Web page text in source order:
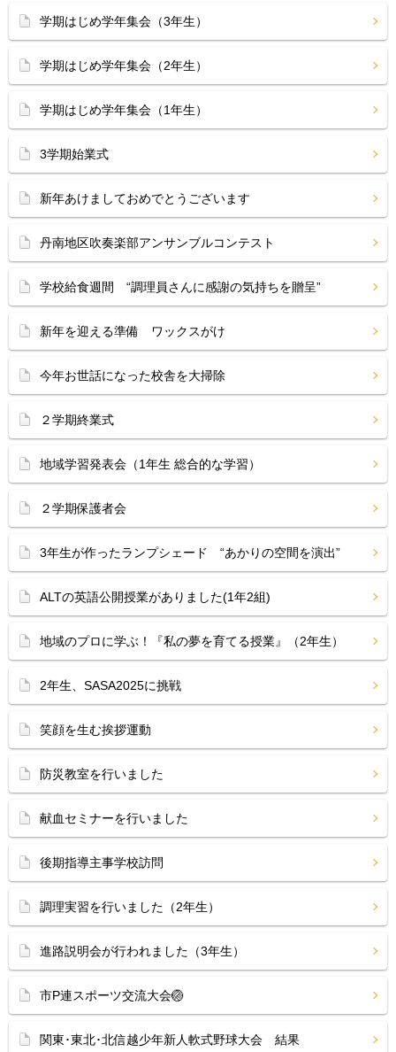
学期はじめ学年集会（3年生）
学期はじめ学年集会（2年生）
学期はじめ学年集会（1年生）
3学期始業式
新年あけましておめでとうございます
丹南地区吹奏楽部アンサンブルコンテスト
学校給食週間 “調理員さんに感謝の気持ちを贈呈”
新年を迎える準備 ワックスがけ
今年お世話になった校舎を大掃除
２学期終業式
地域学習発表会（1年生 総合的な学習）
２学期保護者会
3年生が作ったランプシェード “あかりの空間を演出”
ALTの英語公開授業がありました(1年2組)
地域のプロに学ぶ！『私の夢を育てる授業』（2年生）
2年生、SASA2025に挑戦
笑顔を生む挨拶運動
防災教室を行いました
献血セミナーを行いました
後期指導主事学校訪問
調理実習を行いました（2年生）
進路説明会が行われました（3年生）
市P連スポーツ交流大会🏐
関東･東北･北信越少年新人軟式野球大会 結果